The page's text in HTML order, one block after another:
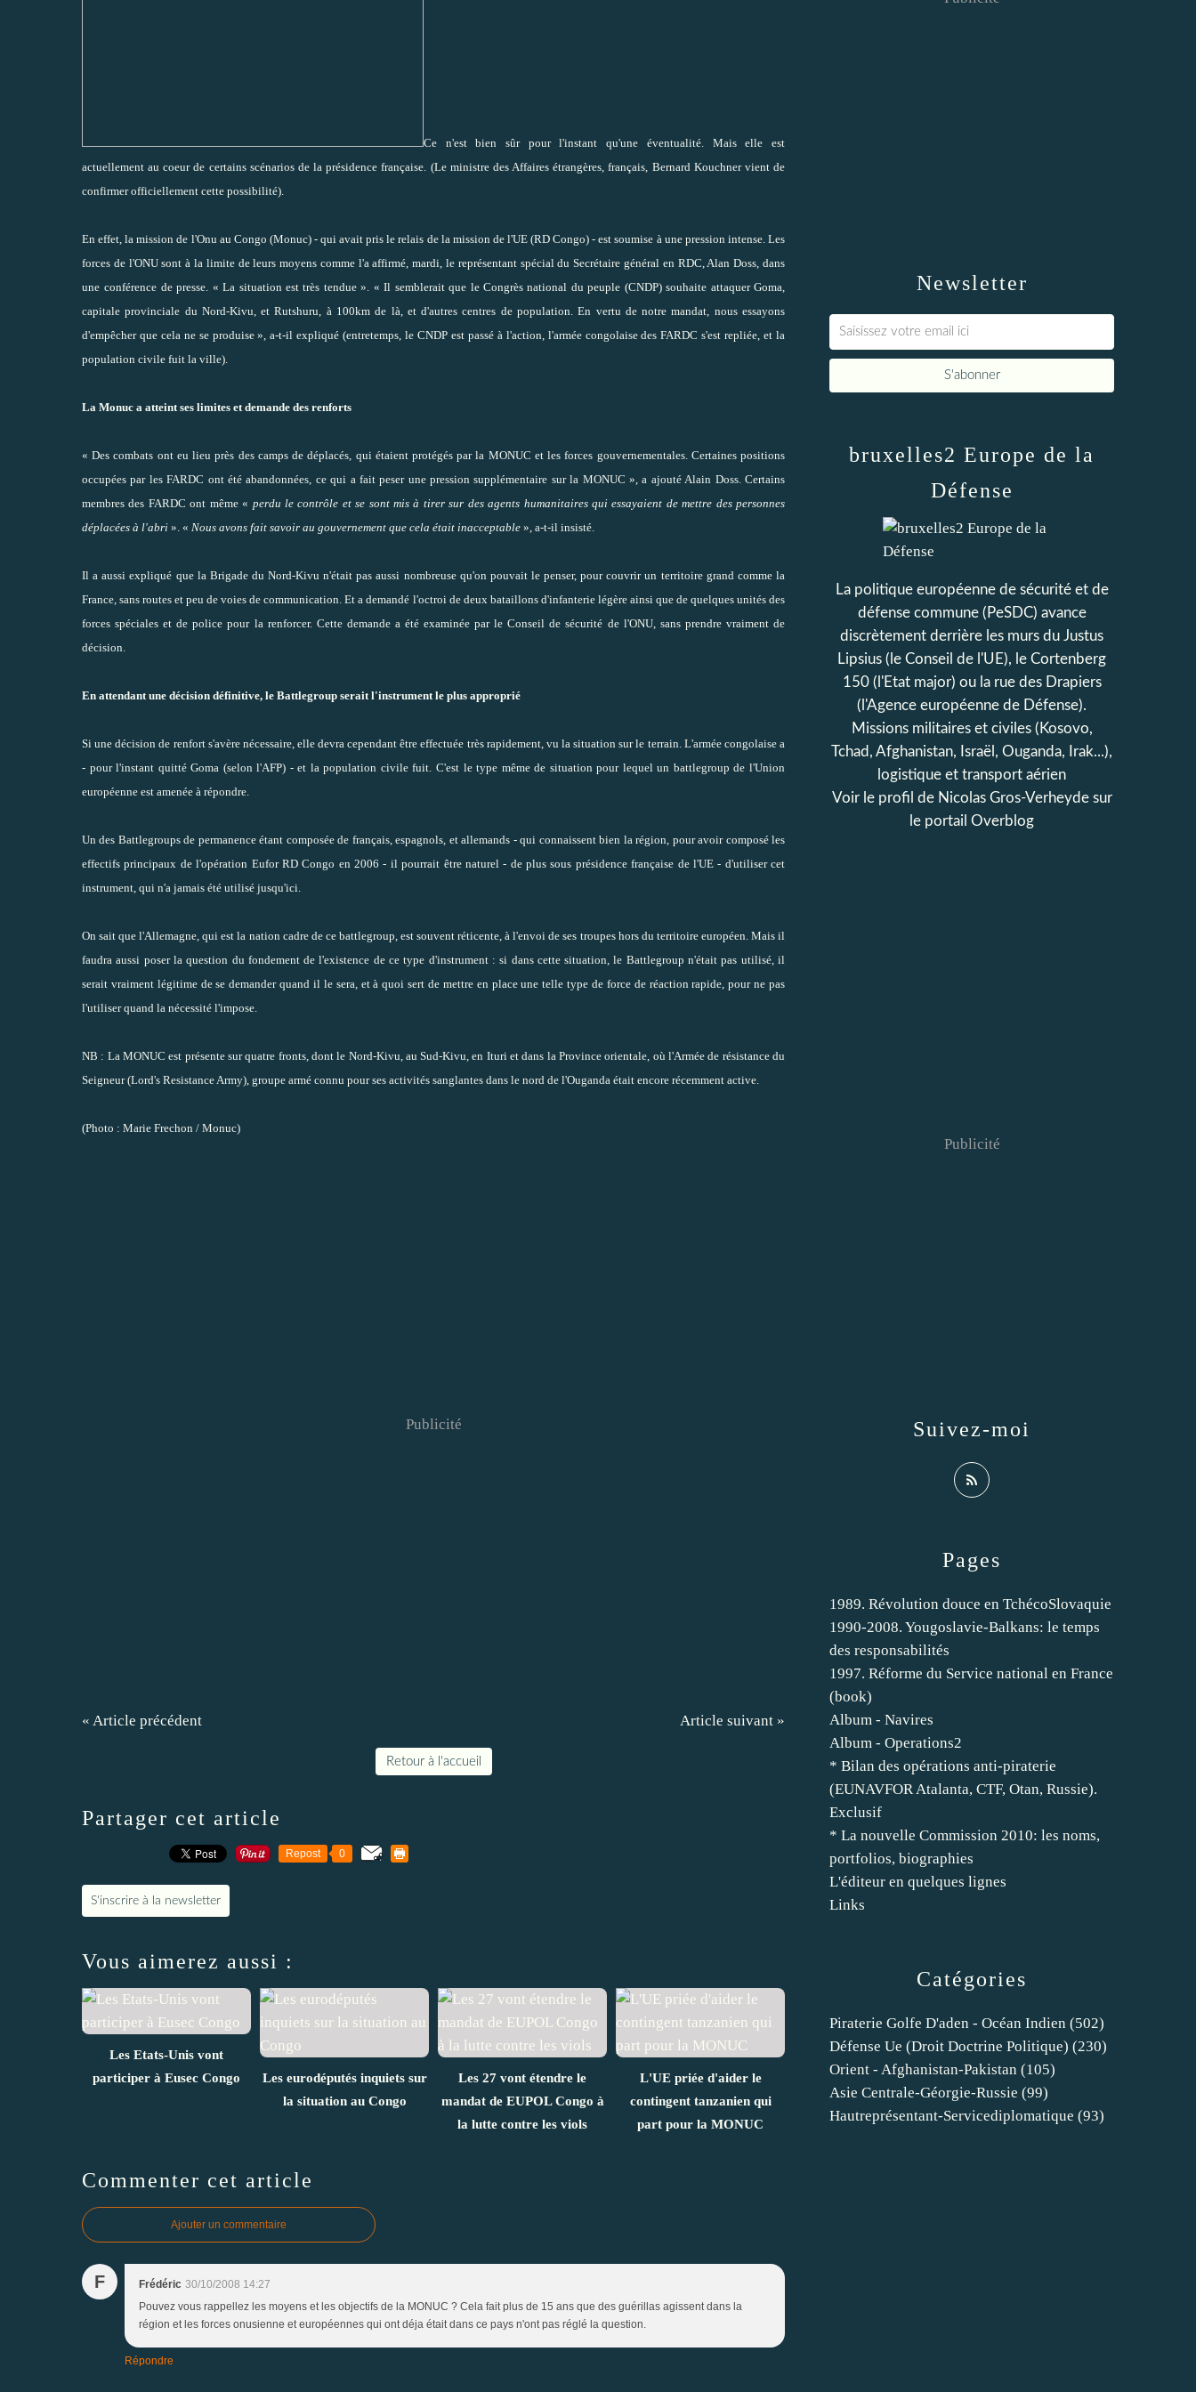
Ce n'est bien sûr pour l'instant qu'une éventualité. Mais elle est
actuellement au coeur de certains scénarios de la présidence française. (Le ministre des Affaires étrangères, français, Bernard Kouchner vient de
confirmer officiellement cette possibilité).
En effet, la mission de l'Onu au Congo (Monuc) - qui avait pris le relais de la mission de l'UE (RD Congo) - est soumise à une pression intense. Les
forces de l'ONU sont à la limite de leurs moyens comme l'a affirmé, mardi, le représentant spécial du Secrétaire général en RDC, Alan Doss, dans
une conférence de presse . « La situation est très tendue ». « Il semblerait que le Congrès national du peuple (CNDP) souhaite attaquer Goma,
capitale provinciale du Nord-Kivu, et Rutshuru, à 100km de là, et d'autres centres de population. En vertu de notre mandat, nous essayons
d'empêcher que cela ne se produise », a-t-il expliqué (entretemps, le CNDP est passé à l'action, l'armée congolaise des FARDC s'est repliée, et la
population civile fuit la ville).
La Monuc a atteint ses limites et demande des renforts
« Des combats ont eu lieu près des camps de déplacés, qui étaient protégés par la MONUC et les forces gouvernementales. Certaines positions
occupées par les FARDC ont été abandonnées, ce qui a fait peser une pression supplémentaire sur la MONUC », a ajouté Alain Doss. Certains
membres des FARDC ont même « perdu le contrôle et se sont mis à tirer sur des agents humanitaires qui essayaient de mettre des personnes
déplacées à l'abri ». « Nous avons fait savoir au gouvernement que cela était inacceptable », a-t-il insisté.
Il a aussi expliqué que la Brigade du Nord-Kivu n'était pas aussi nombreuse qu'on pouvait le penser, pour couvrir un territoire grand comme la
France, sans routes et peu de voies de communication. Et a demandé l'octroi de deux bataillons d'infanterie légère ainsi que de quelques unités des
forces spéciales et de police pour la renforcer. Cette demande a été examinée par le Conseil de sécurité de l'ONU, sans prendre vraiment de
décision.
En attendant une décision définitive, le Battlegroup serait l'instrument le plus approprié
Si une décision de renfort s'avère nécessaire, elle devra cependant être effectuée très rapidement, vu la situation sur le terrain. L'armée congolaise a
- pour l'instant quitté Goma (selon l'AFP) - et la population civile fuit. C'est le type même de situation pour lequel un battlegroup de l'Union
européenne est amenée à répondre.
Un des Battlegroups de permanence étant composée de français, espagnols, et allemands - qui connaissent bien la région, pour avoir composé les
effectifs principaux de l'opération Eufor RD Congo en 2006 - il pourrait être naturel - de plus sous présidence française de l'UE - d'utiliser cet
instrument, qui n'a jamais été utilisé jusqu'ici.
On sait que l'Allemagne, qui est la nation cadre de ce battlegroup, est souvent réticente, à l'envoi de ses troupes hors du territoire européen. Mais il
faudra aussi poser la question du fondement de l'existence de ce type d'instrument : si dans cette situation, le Battlegroup n'était pas utilisé, il
serait vraiment légitime de se demander quand il le sera, et à quoi sert de mettre en place une telle type de force de réaction rapide, pour ne pas
l'utiliser quand la nécessité l'impose.
NB : La MONUC est présente sur quatre fronts, dont le Nord-Kivu, au Sud-Kivu, en Ituri et dans la Province orientale, où l'Armée de résistance du
Seigneur (Lord's Resistance Army), groupe armé connu pour ses activités sanglantes dans le nord de l'Ouganda était encore récemment active.
(Photo : Marie Frechon / Monuc)
Publicité
« Article précédent Article suivant »
Retour à l'accueil
Partager cet article
Repost 0
S'inscrire à la newsletter
Vous aimerez aussi :
Les Etats-Unis vont
participer à Eusec Congo
Les eurodéputés inquiets sur
la situation au Congo
Les 27 vont étendre le
mandat de EUPOL Congo à
la lutte contre les viols
L'UE priée d'aider le
contingent tanzanien qui
part pour la MONUC
Commenter cet article
Ajouter un commentaire
F Frédéric 30/10/2008 14:27
Pouvez vous rappellez les moyens et les objectifs de la MONUC ? Cela fait plus de 15 ans que des guérillas agissent dans la
région et les forces onusienne et européennes qui ont déja était dans ce pays n'ont pas réglé la question.
Répondre
Newsletter
Catégories
Piraterie Golfe D'aden - Océan Indien (502)
Défense Ue (droit Doctrine Politique) (230)
Orient - Afghanistan-Pakistan (105)
Asie Centrale-Géorgie-Russie (99)
Hautreprésentant-Servicediplomatique (93)
Pages
1989. Révolution douce en TchécoSlovaquie
1990-2008. Yougoslavie-Balkans: le temps
des responsabilités
1997. Réforme du Service national en France
(book)
Album - Navires
Album - Operations2
* Bilan des opérations anti-piraterie
(EUNAVFOR Atalanta, CTF, Otan, Russie).
Exclusif
* La nouvelle Commission 2010: les noms,
portfolios, biographies
L'éditeur en quelques lignes
Links
bruxelles2 Europe de la
Défense
La politique européenne de sécurité et de
défense commune (PeSDC) avance
discrètement derrière les murs du Justus
Lipsius (le Conseil de l'UE), le Cortenberg
150 (l'Etat major) ou la rue des Drapiers
(l'Agence européenne de Défense).
Missions militaires et civiles (Kosovo,
Tchad, Afghanistan, Israël, Ouganda, Irak...),
logistique et transport aérien
Voir le profil de Nicolas Gros-Verheydesur
le portail Overblog
Suivez-moi
Publicité